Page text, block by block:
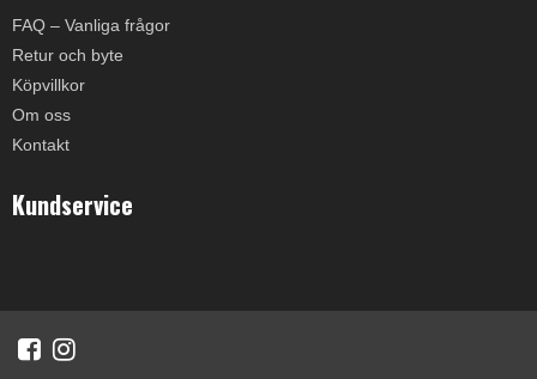
FAQ – Vanliga frågor
Retur och byte
Köpvillkor
Om oss
Kontakt
Kundservice